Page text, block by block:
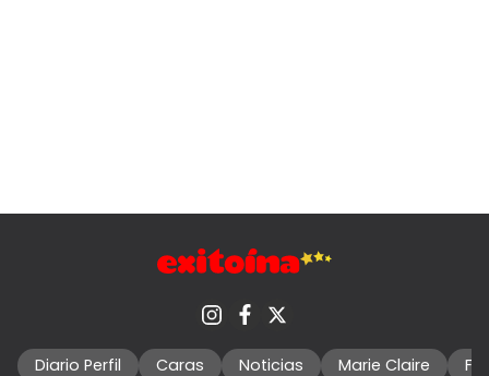
Diario Perfil Caras Noticias Marie Claire